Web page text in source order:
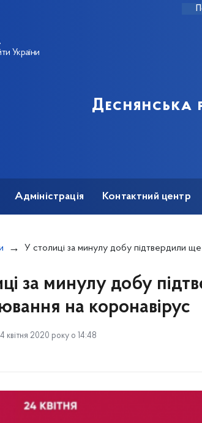
України
Деснянська
Адміністрація Контактний центр
У столиці за минулу добу підтвердили ще 63 випадки захворювання на
за минулу добу
на коронавірус
квітня 2020 року о 14:48